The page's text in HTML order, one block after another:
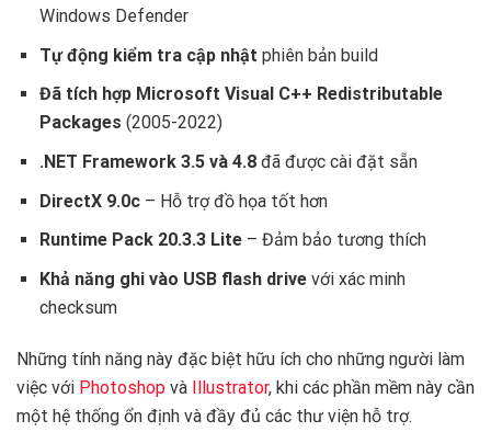
Windows Defender
Tự động kiểm tra cập nhật phiên bản build
Đã tích hợp Microsoft Visual C++ Redistributable
Packages (2005-2022)
.NET Framework 3.5 và 4.8đã được cài đặt sẵn
DirectX 9.0c– Hỗ trợ đồ họa tốt hơn
Runtime Pack 20.3.3 Lite– Đảm bảo tương thích
Khả năng ghi vào USB flash drivevới xác minh
checksum
Những tính năng này đặc biệt hữu ích cho những người làm
việc với Photoshop và Illustrator, khi các phần mềm này cần
một hệ thống ổn định và đầy đủ các thư viện hỗ trợ.